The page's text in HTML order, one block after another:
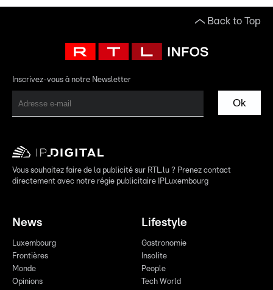
Back to Top
Inscrivez-vous à notre Newsletter
Ok
Vous souhaitez faire de la publicité sur RTL.lu ? Prenez contact
directement avec notre régie publicitaire IPLuxembourg
News
Luxembourg
Frontières
Monde
Opinions
Lifestyle
Gastronomie
Insolite
People
Tech World